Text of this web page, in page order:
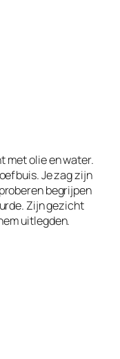
met olie en water.
Je zag zijn
begrijpen
Zijn gezicht
uitlegden.